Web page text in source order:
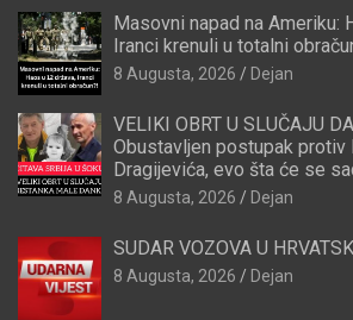
Masovni napad na Ameriku:
Iranci krenuli u totalni
8 Augusta, 2026 Dejan
VELIKI OBRT U SLUČAJU
Obustavljen postupak protiv
Dragijevića, evo šta će se
8 Augusta, 2026 Dejan
SUDAR VOZOVA U
8 Augusta, 2026 Dejan